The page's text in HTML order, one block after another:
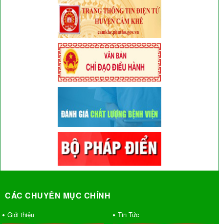
CÁC CHUYÊN MỤC CHÍNH
Giới thiệu
Tin Tức